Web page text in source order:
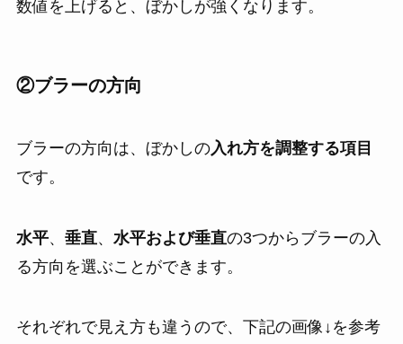
数値を上げると、ぼかしが強くなります。
②ブラーの方向
ブラーの方向は、ぼかしの入れ方を調整する項目
です。
水平、 垂直、 水平および垂直の3つからブラーの入
る方向を選ぶことができます。
それぞれで見え方も違うので、下記の画像↓を参考